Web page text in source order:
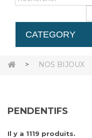
CATEGORY
> NOS BIJOUX
PENDENTIFS
Il y a 1119 produits.